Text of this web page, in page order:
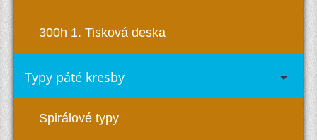
300h 1. Tisková deska
Typy páté kresby
Spirálové typy